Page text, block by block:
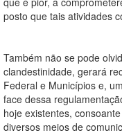
posto que tais atividades
Também não se pode
clandestinidade, gerará
Federal e Municípios e,
face dessa
hoje existentes,
diversos meios de